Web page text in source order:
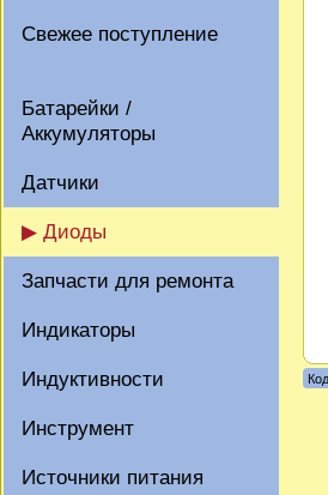
Свежее поступление
Батарейки /
Аккумуляторы
Датчики
▶ Диоды
Запчасти для ремонта
Индикаторы
Индуктивности
Инструмент
Источники питания